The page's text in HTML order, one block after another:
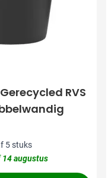
RVS
5 stuks
14 augustus